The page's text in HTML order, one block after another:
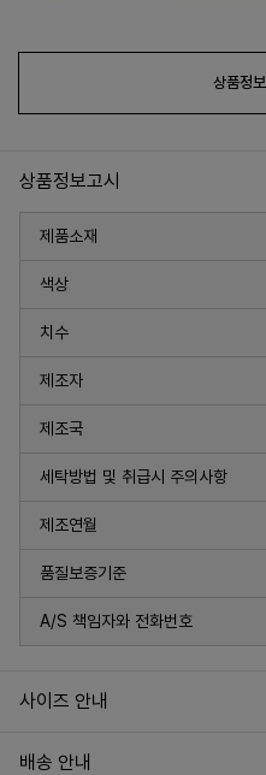
상품정보
상품정보고시
제품소재
색상
치수
제조자
제조국
세탁방법 및 취급시 주의사항
제조연월
품질보증기준
A/S 책임자와 전화번호
사이즈 안내
배송 안내